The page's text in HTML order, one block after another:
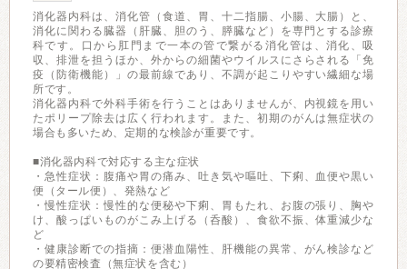
消化器内科は、消化管（食道、胃、十二指腸、小腸、大腸）と、
消化に関わる臓器（肝臓、胆のう、膵臓など）を専門とする診療
科です。口から肛門まで一本の管で繋がる消化管は、消化、吸
収、排泄を担うほか、外からの細菌やウイルスにさらされる「免
疫（防衛機能）」の最前線であり、不調が起こりやすい繊細な場
所です。
消化器内科で外科手術を行うことはありませんが、内視鏡を用い
たポリープ除去は広く行われます。また、初期のがんは無症状の
場合も多いため、定期的な検診が重要です。
■消化器内科で対応する主な症状
・急性症状：腹痛や胃の痛み、吐き気や嘔吐、下痢、血便や黒い
便（タール便）、発熱など
・慢性症状：慢性的な便秘や下痢、胃もたれ、お腹の張り、胸や
け、酸っぱいものがこみ上げる（呑酸）、食欲不振、体重減少な
ど
・健康診断での指摘：便潜血陽性、肝機能の異常、がん検診など
の要精密検査（無症状を含む）